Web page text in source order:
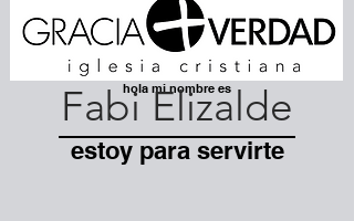
hola mi nombre es
Fabi Elizalde
estoy para servirte